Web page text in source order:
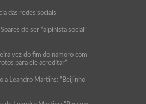
das redes sociais
de ser “alpinista social”
vez do fim do namoro com
para ele acreditar”
a Leandro Martins: “Beijinho